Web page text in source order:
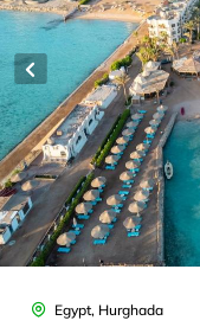
Egypt, Hurghada